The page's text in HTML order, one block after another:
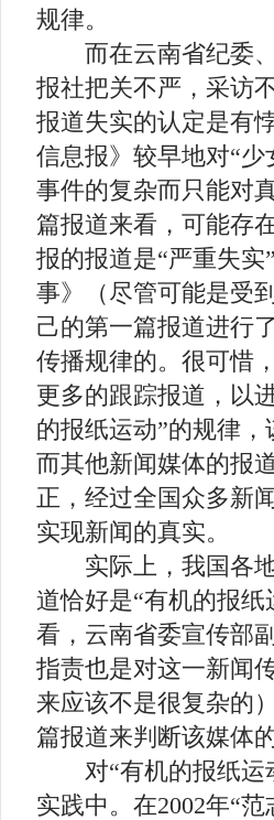
规律。
而在云南省纪委、
报社把关不严，采访
报道失实的认定是有
信息报》较早地对“
事件的复杂而只能对
篇报道来看，可能存
报的报道是“严重失
事》（尽管可能是受
己的第一篇报道进行
传播规律的。很可惜
更多的跟踪报道，以
的报纸运动”的规律
而其他新闻媒体的报
正，经过全国众多新
实现新闻的真实。
实际上，我国各地
道恰好是“有机的报
看，云南省委宣传部
指责也是对这一新闻
来应该不是很复杂的
篇报道来判断该媒体
对“有机的报纸运
实践中。在2002年“